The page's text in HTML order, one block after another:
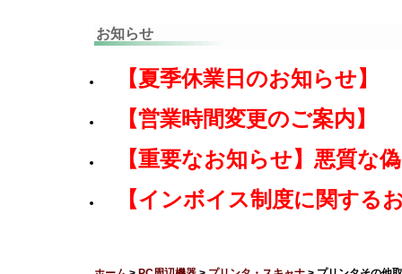
お知らせ
【夏季休業日のお知らせ】
【営業時間変更のご案内】
【重要なお知らせ】悪質な
【インボイス制度に関する